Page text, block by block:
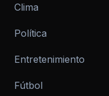
Clima
Política
Entretenimiento
Fútbol